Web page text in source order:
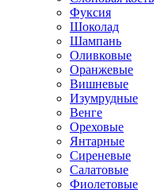
Фуксия
Шоколад
Шампань
Оливковые
Оранжевые
Вишневые
Изумрудные
Венге
Ореховые
Янтарные
Сиреневые
Салатовые
Фиолетовые